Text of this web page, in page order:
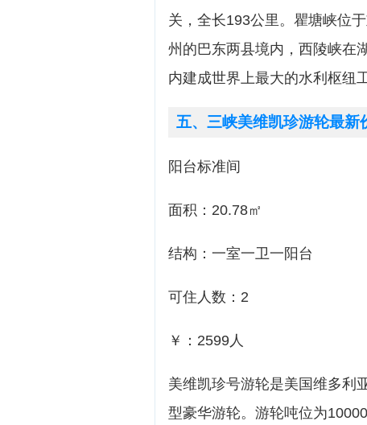
关，全长193公里。瞿塘峡位
州的巴东两县境内，西陵峡在
内建成世界上最大的水利枢纽
五、三峡美维凯珍游轮最新
阳台标准间
面积：20.78㎡
结构：一室一卫一阳台
可住人数：2
￥：2599人
美维凯珍号游轮是美国维多利
型豪华游轮。游轮吨位为